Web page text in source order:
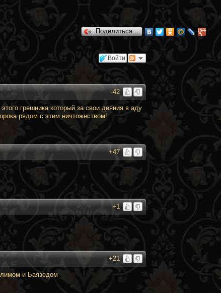
Поделиться…
Войти
-42
грешника который за свои деяния в аду
рядом с этим ничтожеством!
+47
+1
+21
и Баязедом